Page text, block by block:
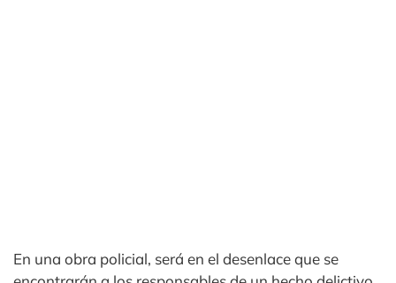
En una obra policial, será en el desenlace que se